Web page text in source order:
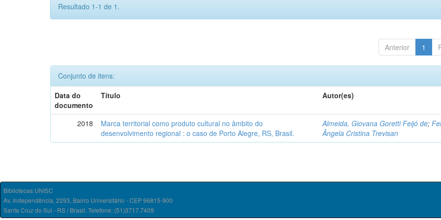
Resultado 1-1 de 1.
Anterior 1
Conjunto de itens:
Data do
documento
Título Autor(es)
2018
Marca territorial como produto cultural no âmbito do
desenvolvimento regional : o caso de Porto Alegre, RS, Brasil.
Almeida, Giovana Goretti Feijó de;
Ângela Cristina Trevisan
Bibliotecas UNISC
Av. Independência, 2293, Bairro Universitário - CEP 96815-900
Santa Cruz do Sul - RS / Brasil. Telefone: (51)3717.7409